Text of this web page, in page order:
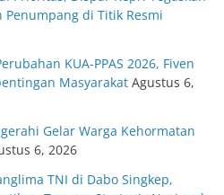
di Titik Resmi
KUA-PPAS 2026, Fiven
Masyarakat Agustus 6,
Gelar Warga Kehormatan
6, 2026
TNI di Dabo Singkep,